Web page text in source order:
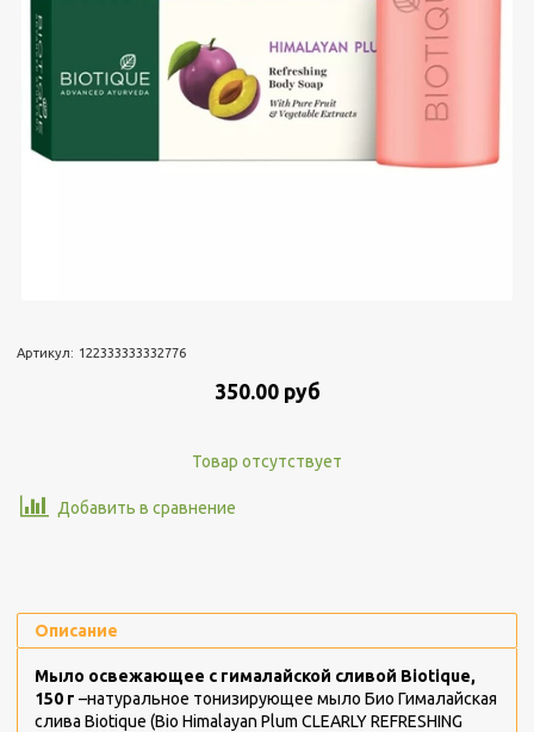
Артикул: 122333333332776
350.00 руб
Товар отсутствует
Добавить в сравнение
Описание
Мыло освежающее с гималайской сливой Biotique,
150 г –натуральное тонизирующее мыло Био Гималайская
слива Biotique (Bio Himalayan Plum CLEARLY REFRESHING